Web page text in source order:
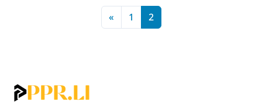
« 1 2